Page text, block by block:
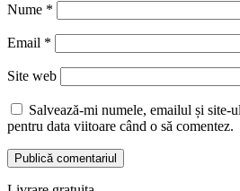
Nume *
Email *
Site web
Salvează-mi numele, emailul și site-
pentru data viitoare când o să comentez.